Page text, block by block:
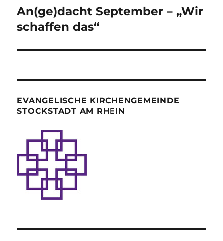
Nächster
Beitrag:
An(ge)dacht September – „Wir
schaffen das“
EVANGELISCHE KIRCHENGEMEINDE
STOCKSTADT AM RHEIN